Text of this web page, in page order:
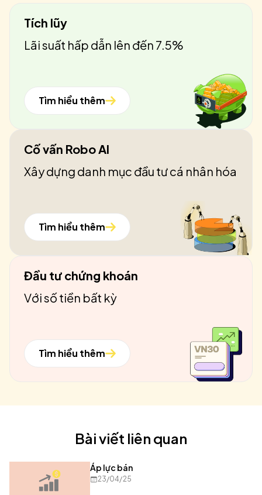
Tích lũy
Lãi suất hấp dẫn lên đến 7.5%
Tìm hiểu thêm
Cố vấn Robo AI
Xây dựng danh mục đầu tư cá nhân hóa
Tìm hiểu thêm
Đầu tư chứng khoán
Với số tiền bất kỳ
Tìm hiểu thêm
Bài viết liên quan
Áp lực bán
23/04/25